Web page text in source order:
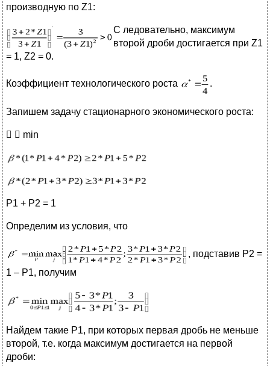
производную по Z1:
С ледовательно, максимум
второй дроби достигается при Z1
= 1, Z2 = 0.
Коэффициент технологического роста .
Запишем задачу стационарного экономического роста:
  min
P1 + P2 = 1
Определим из условия, что
, подставив Р2 =
1 – Р1, получим
Найдем такие Р1, при которых первая дробь не меньше
второй, т.е. когда максимум достигается на первой
дроби: